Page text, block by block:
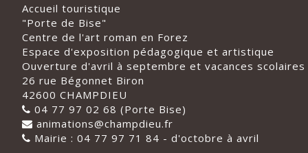
Accueil touristique
"Porte de Bise"
Centre de l'art roman en Forez
Espace d'exposition pédagogique et artistique
Ouverture d'avril à septembre et vacances scolaires
26 rue Bégonnet Biron
42600 CHAMPDIEU
04 77 97 02 68 (Porte Bise)
animations@champdieu.fr
Mairie : 04 77 97 71 84 - d'octobre à avril